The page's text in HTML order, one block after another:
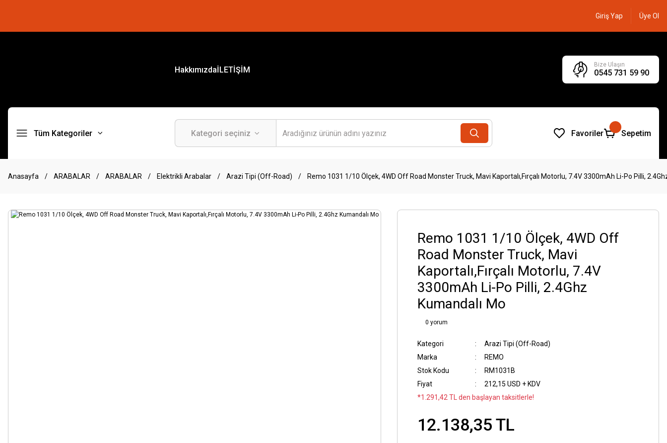
Giriş Yap Üye Ol
HakkımızdaİLETİŞİM
Bize Ulaşın
0545 731 59 90
Tüm Kategoriler Favoriler Sepetim
Anasayfa ARABALAR ARABALAR Elektrikli Arabalar Arazi Tipi (Off-Road) Remo 1031 1/10 Ölçek, 4WD Off Road Monster Truck, Mavi Kaportalı,Fırçalı Motorlu, 7.4V 3300mAh Li-Po Pilli,
Remo 1031 1/10 Ölçek, 4WD Off
Road Monster Truck, Mavi
Kaportalı,Fırçalı Motorlu, 7.4V
3300mAh Li-Po Pilli, 2.4Ghz
Kumandalı Mo
0 yorum
Kategori
Arazi Tipi (Off-Road)
Marka
REMO
Stok Kodu
RM1031B
Fiyat
212,15 USD + KDV
*1.291,42 TL den başlayan taksitlerle!
12.138,35 TL